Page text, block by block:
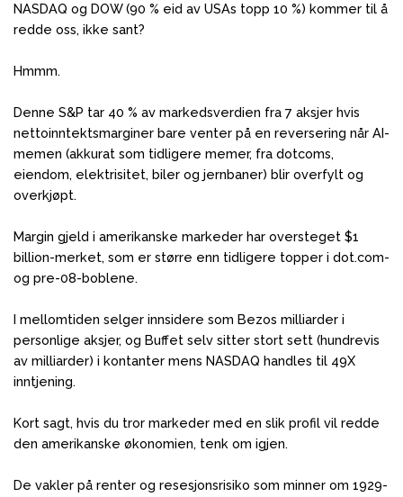
NASDAQ og DOW (90 % eid av USAs topp 10 %) kommer til å
redde oss, ikke sant?
Hmmm.
Denne S&P tar 40 % av markedsverdien fra 7 aksjer hvis
nettoinntektsmarginer bare venter på en reversering når AI-
memen (akkurat som tidligere memer, fra dotcoms,
eiendom, elektrisitet, biler og jernbaner) blir overfylt og
overkjøpt.
Margin gjeld i amerikanske markeder har oversteget $1
billion-merket, som er større enn tidligere topper i dot.com-
og pre-08-boblene.
I mellomtiden selger innsidere som Bezos milliarder i
personlige aksjer, og Buffet selv sitter stort sett (hundrevis
av milliarder) i kontanter mens NASDAQ handles til 49X
inntjening.
Kort sagt, hvis du tror markeder med en slik profil vil redde
den amerikanske økonomien, tenk om igjen.
De vakler på renter og resesjonsrisiko som minner om 1929-